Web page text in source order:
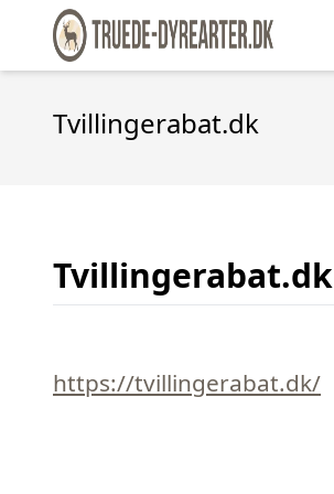
Tvillingerabat.dk
Tvillingerabat.dk
https://tvillingerabat.dk/